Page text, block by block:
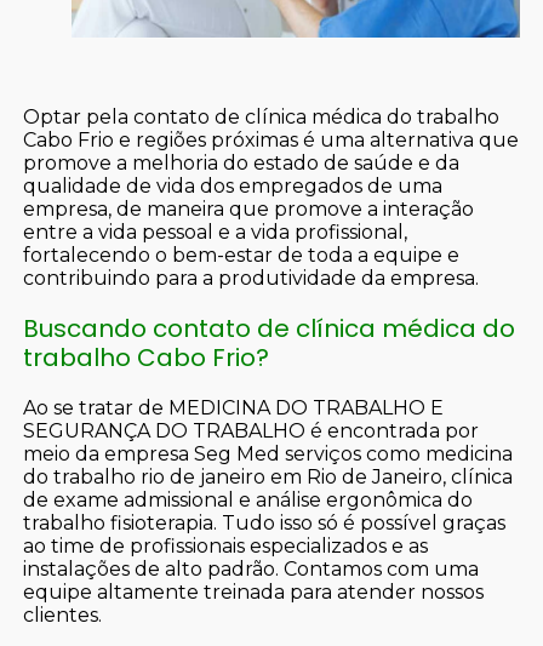
Optar pela contato de clínica médica do trabalho
Cabo Frio e regiões próximas é uma alternativa que
promove a melhoria do estado de saúde e da
qualidade de vida dos empregados de uma
empresa, de maneira que promove a interação
entre a vida pessoal e a vida profissional,
fortalecendo o bem-estar de toda a equipe e
contribuindo para a produtividade da empresa.
Buscando contato de clínica médica do
trabalho Cabo Frio?
Ao se tratar de MEDICINA DO TRABALHO E
SEGURANÇA DO TRABALHO é encontrada por
meio da empresa Seg Med serviços como medicina
do trabalho rio de janeiro em Rio de Janeiro, clínica
de exame admissional e análise ergonômica do
trabalho fisioterapia. Tudo isso só é possível graças
ao time de profissionais especializados e as
instalações de alto padrão. Contamos com uma
equipe altamente treinada para atender nossos
clientes.